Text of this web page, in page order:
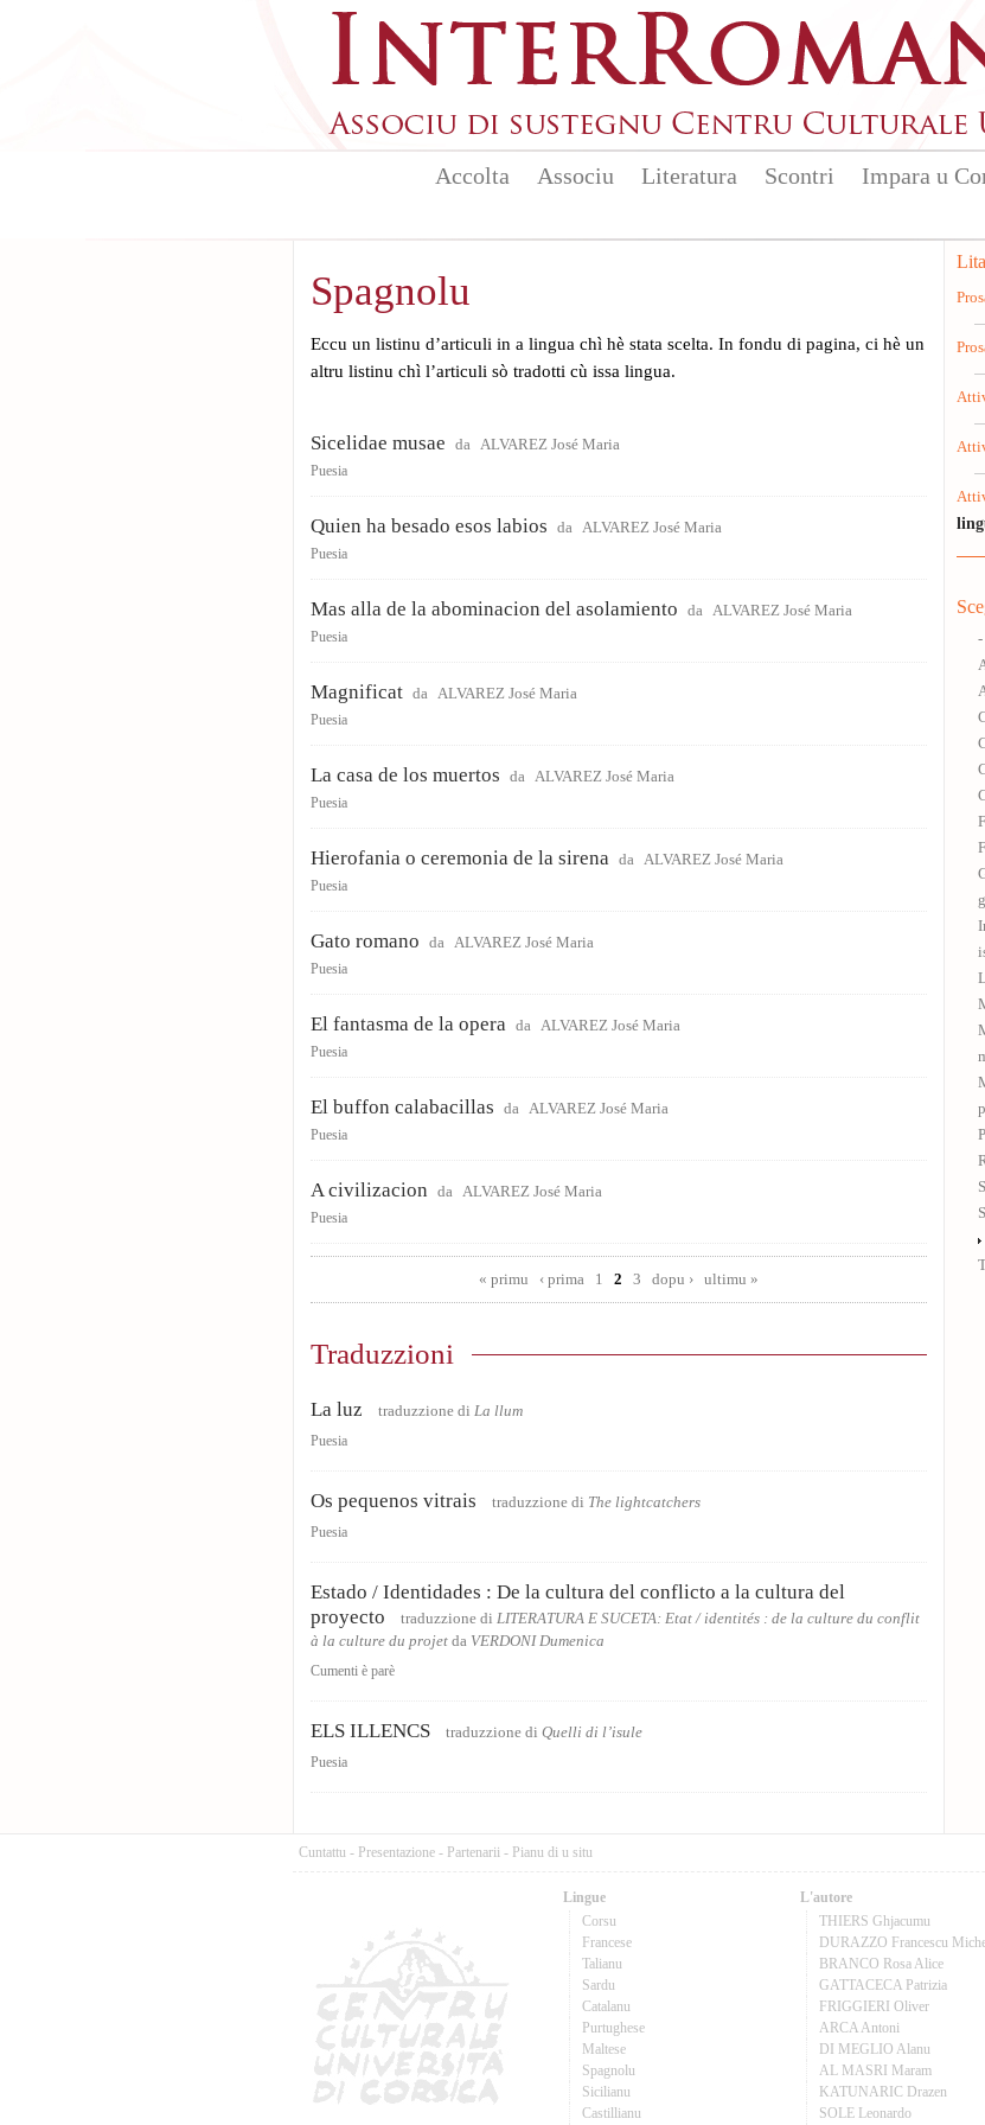
Accolta Associu Literatura Scontri Impara u
Spagnolu
Eccu un listinu d’articuli in a lingua chì hè stata scelta. In fondu di pagina, ci hè un
altru listinu chì l’articuli sò tradotti cù issa lingua.
Sicelidae musae da ALVAREZ José Maria
Puesia
Quien ha besado esos labios da ALVAREZ José Maria
Puesia
Mas alla de la abominacion del asolamiento da ALVAREZ José Maria
Puesia
Magnificat da ALVAREZ José Maria
Puesia
La casa de los muertos da ALVAREZ José Maria
Puesia
Hierofania o ceremonia de la sirena da ALVAREZ José Maria
Puesia
Gato romano da ALVAREZ José Maria
Puesia
El fantasma de la opera da ALVAREZ José Maria
Puesia
El buffon calabacillas da ALVAREZ José Maria
Puesia
A civilizacion da ALVAREZ José Maria
Puesia
« primu
‹ prima 1 2 3 dopu › ultimu »
Traduzzioni
La luz traduzzione di La llum
Puesia
Os pequenos vitrais traduzzione di The lightcatchers
Puesia
Estado / Identidades : De la cultura del conflicto a la cultura del
proyecto
traduzzione di LITERATURA E SUCETA: Etat / identités : de la culture du conflit
à la culture du projet da VERDONI Dumenica
Cumenti è parè
ELS ILLENCS traduzzione di Quelli di l’isule
Puesia
-
Cuntattu - Presentazione - Partenarii - Pianu di u situ
Lingue
Corsu
Francese
Talianu
Sardu
Catalanu
Purtughese
Maltese
Spagnolu
Sicilianu
Castillianu
L'autore
THIERS Ghjacumu
DURAZZO Francescu
BRANCO Rosa Alice
GATTACECA Patrizia
FRIGGIERI Oliver
ARCA Antoni
DI MEGLIO Alanu
AL MASRI Maram
KATUNARIC Drazen
SOLE Leonardo